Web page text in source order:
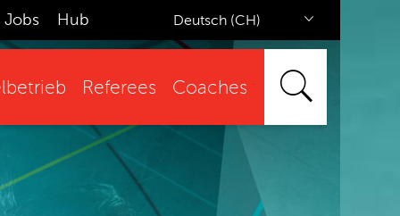
Jobs Hub Deutsch (CH)
Referees Coaches